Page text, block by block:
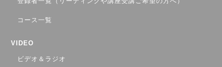
コース一覧
VIDEO
ビデオ＆ラジオ